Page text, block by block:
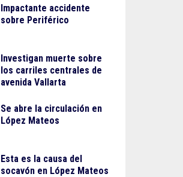
Impactante accidente
sobre Periférico
Investigan muerte sobre
los carriles centrales de
avenida Vallarta
Se abre la circulación en
López Mateos
Esta es la causa del
socavón en López Mateos